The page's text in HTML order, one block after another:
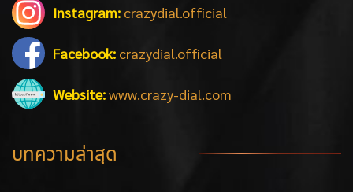
Instagram: crazydial.official
Facebook: crazydial.official
Website:www.crazy-dial.com
บทความล่าสุด